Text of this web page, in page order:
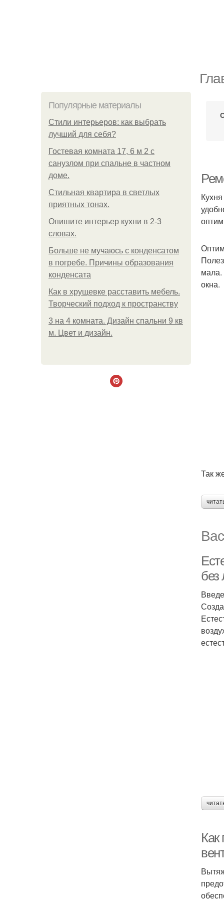
Популярные материалы
Стили интерьеров: как выбрать
лучший для себя?
Гостевая комната 17, 6 м 2 с
санузлом при спальне в частном
доме.
Стильная квартира в светлых
приятных тонах.
Опишите интерьер кухни в 2-3
словах.
Больше не мучаюсь с конденсатом
в погребе. Причины образования
конденсата
Как в хрущевке расставить мебель.
Творческий подход к пространству
3 на 4 комната. Дизайн спальни 9 кв
м. Цвет и дизайн.
мала.
окна.
Так
без